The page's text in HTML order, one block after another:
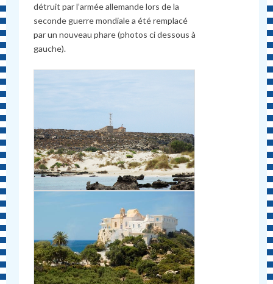
détruit par l’armée allemande lors de la
seconde guerre mondiale a été remplacé
par un nouveau phare (photos ci dessous à
gauche).